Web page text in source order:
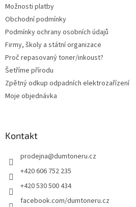
Možnosti platby
Obchodní podmínky
Podmínky ochrany osobních údajů
Firmy, školy a státní organizace
Proč repasovaný toner/inkoust?
Šetříme přírodu
Zpětný odkup odpadních elektrozařízení
Moje objednávka
Kontakt
prodejna@dumtoneru.cz
+420 606 752 235
+420 530 500 434
facebook.com/dumtoneru.cz